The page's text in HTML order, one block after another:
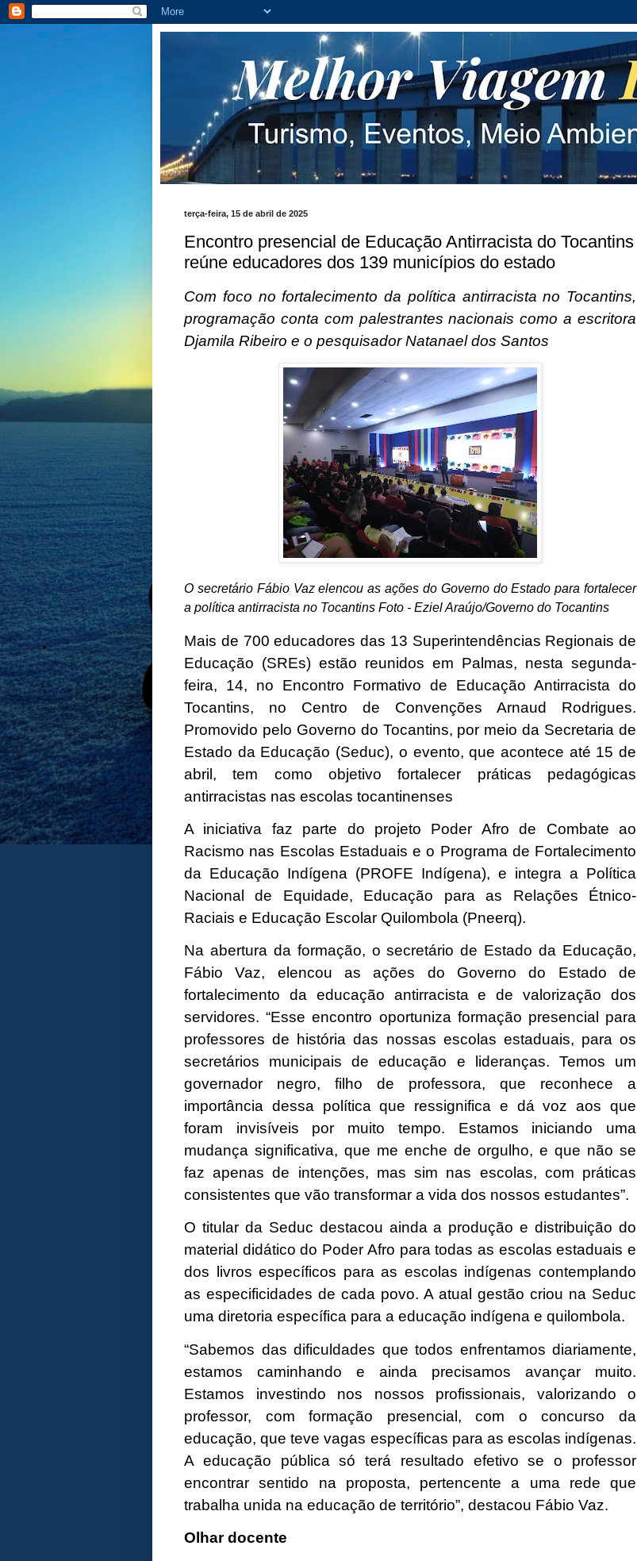
terça-feira, 15 de abril de 2025
Encontro presencial de Educação Antirracista do Tocantins
reúne educadores dos 139 municípios do estado
Com foco no fortalecimento da política antirracista no Tocantins,
programação conta com palestrantes nacionais como a escritora
Djamila Ribeiro e o pesquisador Natanael dos Santos
O secretário Fábio Vaz elencou as ações do Governo do Estado para fortalecer
a política antirracista no Tocantins Foto - Eziel Araújo/Governo do Tocantins
Mais de 700 educadores das 13 Superintendências Regionais de
Educação (SREs) estão reunidos em Palmas, nesta segunda-
feira, 14, no Encontro Formativo de Educação Antirracista do
Tocantins, no Centro de Convenções Arnaud Rodrigues.
Promovido pelo Governo do Tocantins, por meio da Secretaria de
Estado da Educação (Seduc), o evento, que acontece até 15 de
abril, tem como objetivo fortalecer práticas pedagógicas
antirracistas nas escolas tocantinenses
A iniciativa faz parte do projeto Poder Afro de Combate ao
Racismo nas Escolas Estaduais e o Programa de Fortalecimento
da Educação Indígena (PROFE Indígena), e integra a Política
Nacional de Equidade, Educação para as Relações Étnico-
Raciais e Educação Escolar Quilombola (Pneerq).
Na abertura da formação, o secretário de Estado da Educação,
Fábio Vaz, elencou as ações do Governo do Estado de
fortalecimento da educação antirracista e de valorização dos
servidores. “Esse encontro oportuniza formação presencial para
professores de história das nossas escolas estaduais, para os
secretários municipais de educação e lideranças. Temos um
governador negro, filho de professora, que reconhece a
importância dessa política que ressignifica e dá voz aos que
foram invisíveis por muito tempo. Estamos iniciando uma
mudança significativa, que me enche de orgulho, e que não se
faz apenas de intenções, mas sim nas escolas, com práticas
consistentes que vão transformar a vida dos nossos estudantes”.
O titular da Seduc destacou ainda a produção e distribuição do
material didático do Poder Afro para todas as escolas estaduais e
dos livros específicos para as escolas indígenas contemplando
as especificidades de cada povo. A atual gestão criou na Seduc
uma diretoria específica para a educação indígena e quilombola.
“Sabemos das dificuldades que todos enfrentamos diariamente,
estamos caminhando e ainda precisamos avançar muito.
Estamos investindo nos nossos profissionais, valorizando o
professor, com formação presencial, com o concurso da
educação, que teve vagas específicas para as escolas indígenas.
A educação pública só terá resultado efetivo se o professor
encontrar sentido na proposta, pertencente a uma rede que
trabalha unida na educação de território”, destacou Fábio Vaz.
Olhar docente